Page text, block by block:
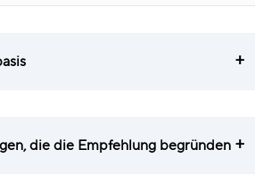
die die Empfehlung begründen